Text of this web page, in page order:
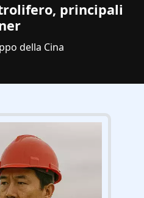
principali
della Cina